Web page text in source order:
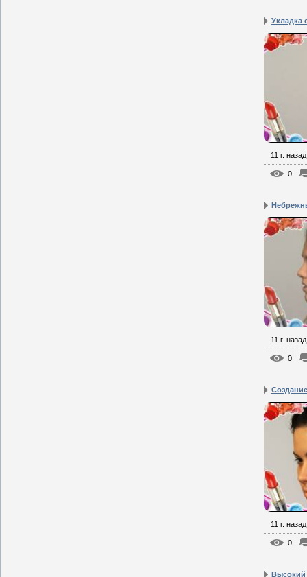
Укладка
11 г. назад
0
11 г. назад
0
11 г. назад
0
Высокий